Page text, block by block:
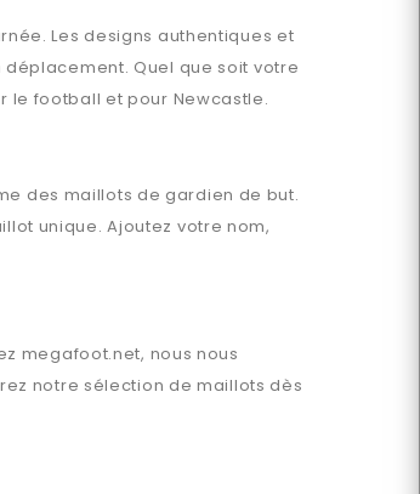
Les designs authentiques et
Quel que soit votre
le football et pour Newcastle.
des maillots de gardien de but.
unique. Ajoutez votre nom,
megafoot.net, nous nous
notre sélection de maillots dès